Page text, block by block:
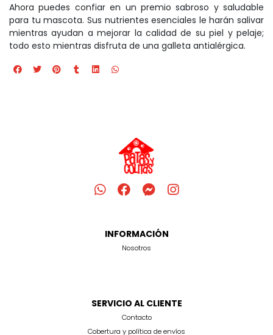
Ahora puedes confiar en un premio sabroso y saludable
para tu mascota. Sus nutrientes esenciales le harán salivar
mientras ayudan a mejorar la calidad de su piel y pelaje;
todo esto mientras disfruta de una galleta antialérgica.
INFORMACIÓN
Nosotros
SERVICIO AL CLIENTE
Contacto
Cobertura y política de envíos